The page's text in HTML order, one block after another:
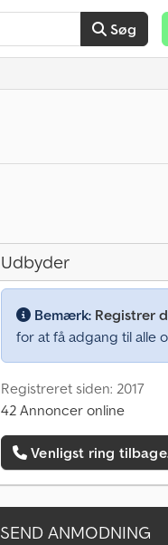
Søg
Udbyder
Bemærk: Registrer
for at få adgang til alle
Registreret siden: 2017
42 Annoncer online
Venligst ring
SEND ANMODNING